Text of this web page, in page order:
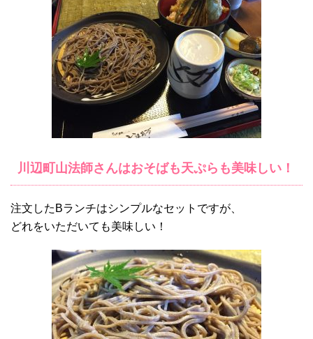
川辺町山法師さんはおそばも天ぷらも美味しい！
注文したBランチはシンプルなセットですが、
どれをいただいても美味しい！